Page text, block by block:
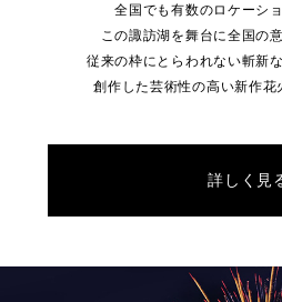
全国でも有数のロケーシ
この諏訪湖を舞台に全国の
従来の枠にとらわれない斬新
創作した芸術性の高い新作花
詳しく見